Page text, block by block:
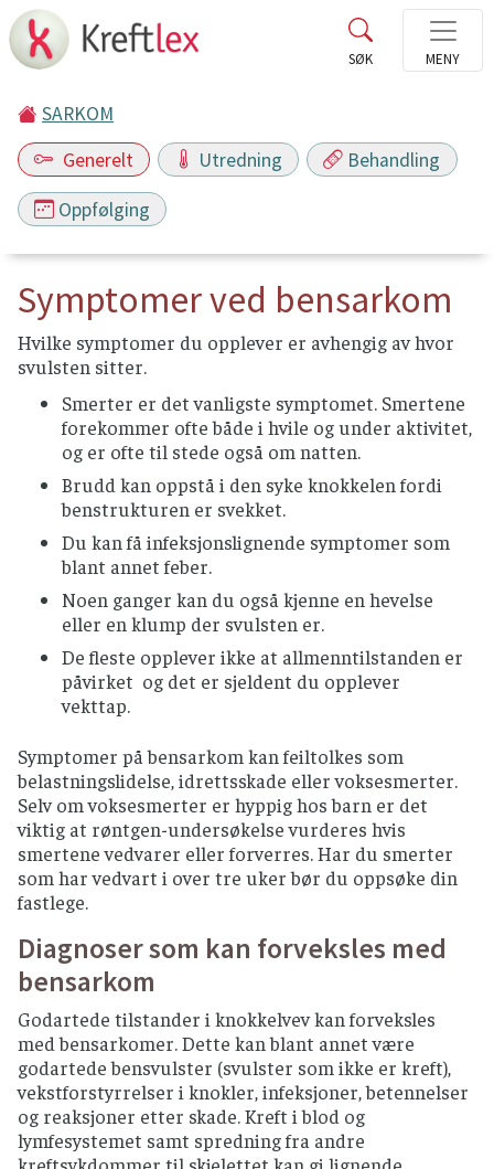
SARKOM
Generelt
Utredning Behandling
Oppfølging
Symptomer ved bensarkom
Hvilke symptomer du opplever er avhengig av hvor
svulsten sitter.
Smerter er det vanligste symptomet. Smertene
forekommer ofte både i hvile og under aktivitet,
og er ofte til stede også om natten.
Brudd kan oppstå i den syke knokkelen fordi
benstrukturen er svekket.
Du kan få infeksjonslignende symptomer som
blant annet feber.
Noen ganger kan du også kjenne en hevelse
eller en klump der svulsten er.
De fleste opplever ikke at allmenntilstanden er
påvirket og det er sjeldent du opplever
vekttap.
Symptomer på bensarkom kan feiltolkes som
belastningslidelse, idrettsskade eller voksesmerter.
Selv om voksesmerter er hyppig hos barn er det
viktig at røntgen-undersøkelse vurderes hvis
smertene vedvarer eller forverres. Har du smerter
som har vedvart i over tre uker bør du oppsøke din
fastlege.
Diagnoser som kan forveksles med
bensarkom
Godartede tilstander i knokkelvev kan forveksles
med bensarkomer. Dette kan blant annet være
godartede bensvulster (svulster som ikke er kreft),
vekstforstyrrelser i knokler, infeksjoner, betennelser
og reaksjoner etter skade. Kreft i blod og
lymfesystemet samt spredning fra andre